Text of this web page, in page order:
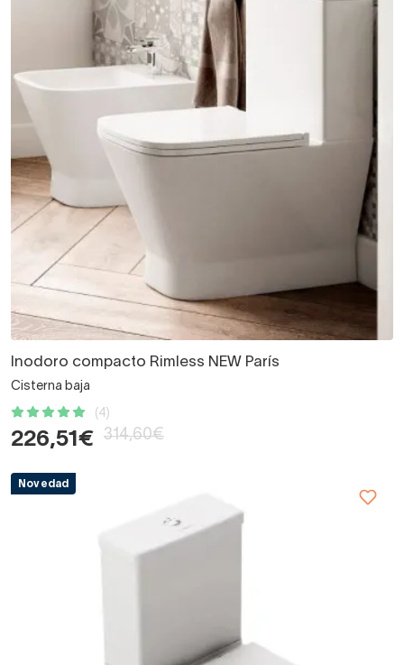
Inodoro compacto Rimless NEW París
Cisterna baja
(4)
226,51€ 314,60€
Novedad